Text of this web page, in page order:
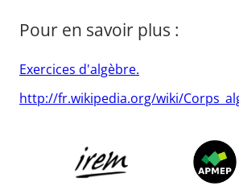
Pour en savoir plus :
Exercices d'algèbre.
http://fr.wikipedia.org/wiki/